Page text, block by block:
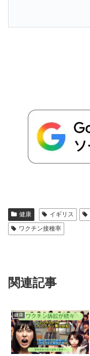
健康 イギリス
ワクチン接種率
関連記事
健康